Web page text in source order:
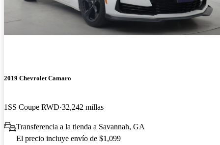
2019 Chevrolet Camaro
1SS Coupe RWD 32,242 millas
Transferencia a la tienda a Savannah, GA
El precio incluye envío de $1,099